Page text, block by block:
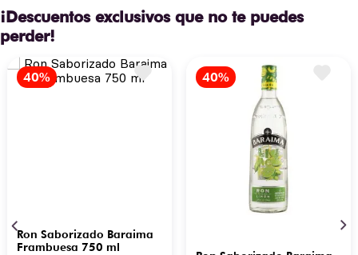
¡Descuentos exclusivos que no te puedes
perder!
Ron Saborizado Baraima
Frambuesa 750 ml